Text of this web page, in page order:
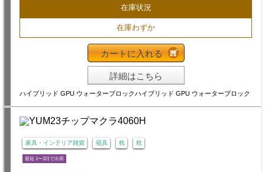
在庫状況
在庫わずか
カートに入れる
詳細はこちら
ハイブリッド GPU ウォーターブロックハイブリッド GPU ウォーターブロック
家具・インテリア雑貨 寝具 枕 枕
最短 1〜3日で出荷